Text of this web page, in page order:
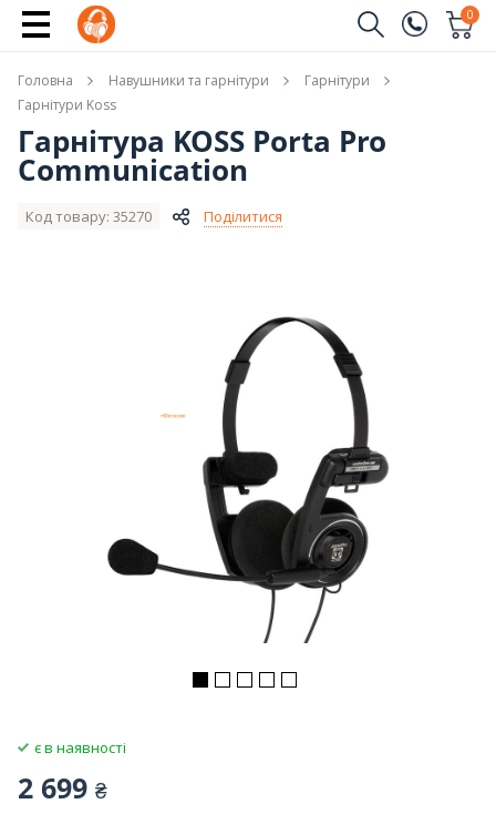
(096)
(044)
0
Ім'я
Телефон
Головна Навушники та гарнітури
Гарнітури
Гарнітури Koss
Гарнітура KOSS Porta Pro
Communication
Код товару: 35270 Поділитися
є в наявності
2 699 ₴
Купити